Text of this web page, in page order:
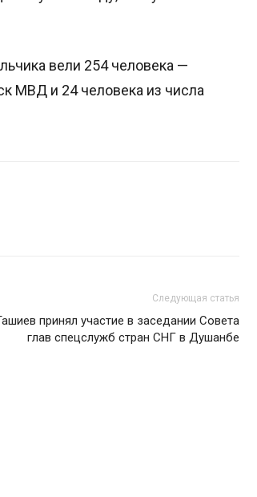
вели 254 человека —
МВД и 24 человека из числа
Следующая статья
принял участие в заседании Совета
глав спецслужб стран СНГ в Душанбе